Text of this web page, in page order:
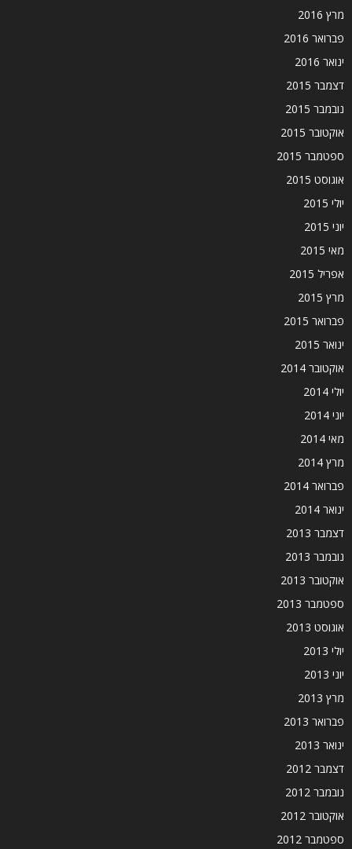
מרץ 2016
פברואר 2016
ינואר 2016
דצמבר 2015
נובמבר 2015
אוקטובר 2015
ספטמבר 2015
אוגוסט 2015
יולי 2015
יוני 2015
מאי 2015
אפריל 2015
מרץ 2015
פברואר 2015
ינואר 2015
אוקטובר 2014
יולי 2014
יוני 2014
מאי 2014
מרץ 2014
פברואר 2014
ינואר 2014
דצמבר 2013
נובמבר 2013
אוקטובר 2013
ספטמבר 2013
אוגוסט 2013
יולי 2013
יוני 2013
מרץ 2013
פברואר 2013
ינואר 2013
דצמבר 2012
נובמבר 2012
אוקטובר 2012
ספטמבר 2012